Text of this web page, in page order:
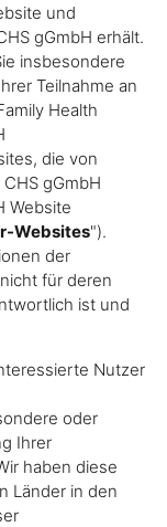
und
gGmbH erhält.
insbesondere
Teilnahme an
Health
die von
gGmbH
Website
Websites").
der
für deren
ist und
Nutzer
oder
Ihrer
haben diese
Länder in den